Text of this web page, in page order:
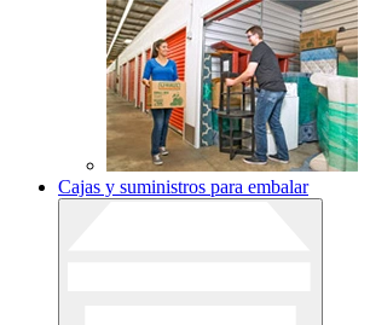
Cajas y suministros para embalar